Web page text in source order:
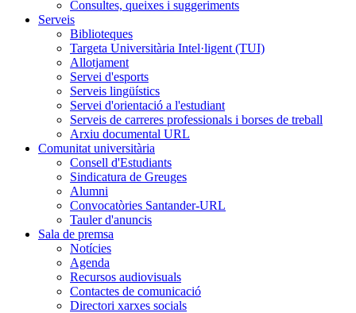
Consultes, queixes i suggeriments
Serveis
Biblioteques
Targeta Universitària Intel·ligent (TUI)
Allotjament
Servei d'esports
Serveis lingüístics
Servei d'orientació a l'estudiant
Serveis de carreres professionals i borses de treball
Arxiu documental URL
Comunitat universitària
Consell d'Estudiants
Sindicatura de Greuges
Alumni
Convocatòries Santander-URL
Tauler d'anuncis
Sala de premsa
Notícies
Agenda
Recursos audiovisuals
Contactes de comunicació
Directori xarxes socials